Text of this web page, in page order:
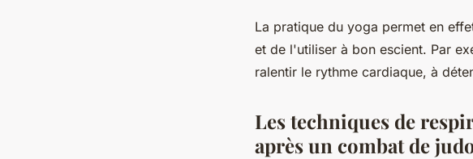
La pratique du yoga permet en
et de l'utiliser à bon escient. Par
ralentir le rythme cardiaque, à
Les techniques de
après un combat de